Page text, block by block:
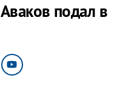
подал в